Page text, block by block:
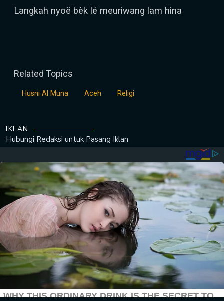
Langkah nyoë bèk lé meuriwang lam hina
Related Topics
Husni Al Muna Aceh Religi
IKLAN
Hubungi Redaksi untuk Pasang Iklan